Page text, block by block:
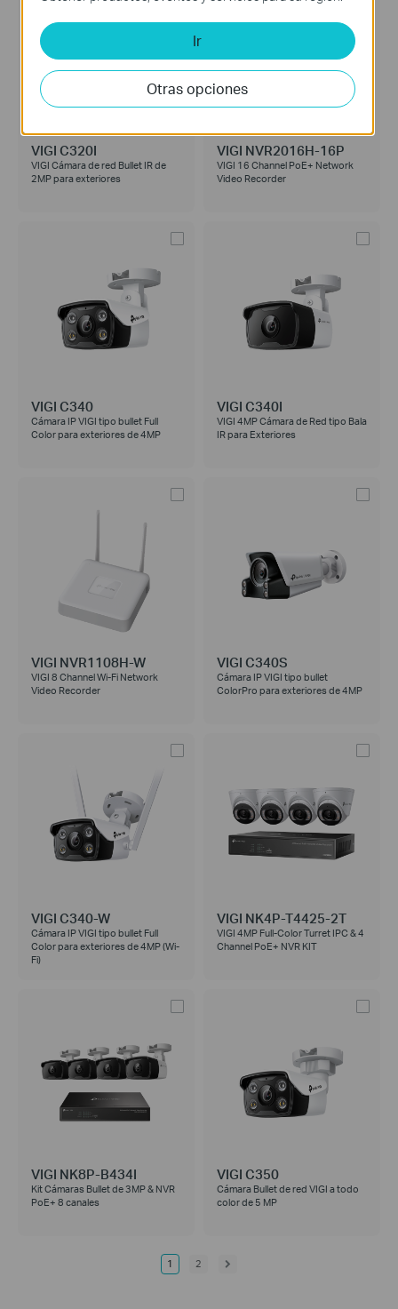
VIGI C320I
VIGI Cámara de red Bullet IR de
2MP para exteriores
VIGI NVR2016H-16P
VIGI 16 Channel PoE+ Network
Video Recorder
VIGI C340
Cámara IP VIGI tipo bullet Full
Color para exteriores de 4MP
VIGI C340I
VIGI 4MP Cámara de Red tipo Bala
IR para Exteriores
VIGI NVR1108H-W
VIGI 8 Channel Wi-Fi Network
Video Recorder
VIGI C340S
Cámara IP VIGI tipo bullet
ColorPro para exteriores de 4MP
VIGI C340-W
Cámara IP VIGI tipo bullet Full
Color para exteriores de 4MP (Wi-
Fi)
VIGI NK4P-T4425-2T
VIGI 4MP Full-Color Turret IPC & 4
Channel PoE+ NVR KIT
VIGI NK8P-B434I
Kit Cámaras Bullet de 3MP & NVR
PoE+ 8 canales
VIGI C350
Cámara Bullet de red VIGI a todo
color de 5 MP
1 2
Ir
Otras opciones